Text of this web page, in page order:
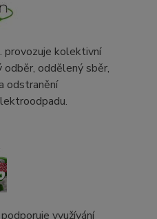
provozuje kolektivní
oddělený sběr,
odstranění
využívání